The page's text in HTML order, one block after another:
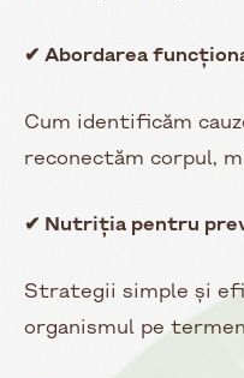
✔ Abordarea
Cum identificăm
reconectăm corpul,
✔ Nutriția pentru
Strategii simple și
organismul pe